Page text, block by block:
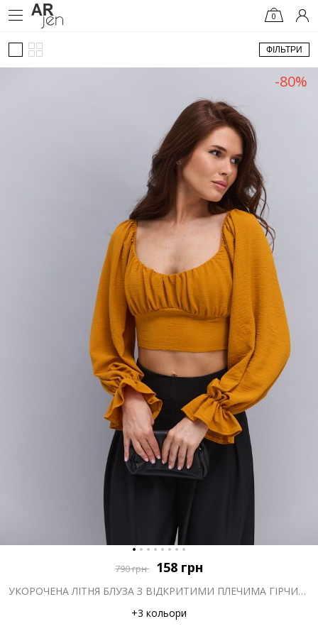
0
ФІЛЬТРИ
-80%
790грн 158 грн
УКОРОЧЕНА ЛІТНЯ БЛУЗА З ВІДКРИТИМИ ПЛЕЧИМА ГІРЧИЧНА
+3 кольори